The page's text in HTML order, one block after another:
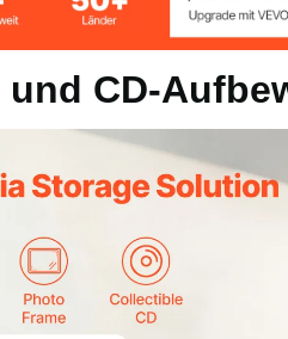
18,70 x 18,70 x 64,41
und CD-